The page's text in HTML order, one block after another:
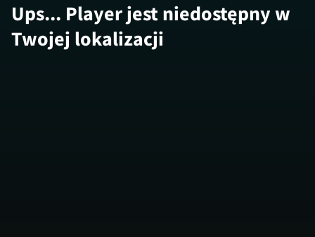
Ups... Player jest niedostępny w
Twojej lokalizacji